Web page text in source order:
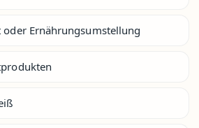
Ernährungsumstellung